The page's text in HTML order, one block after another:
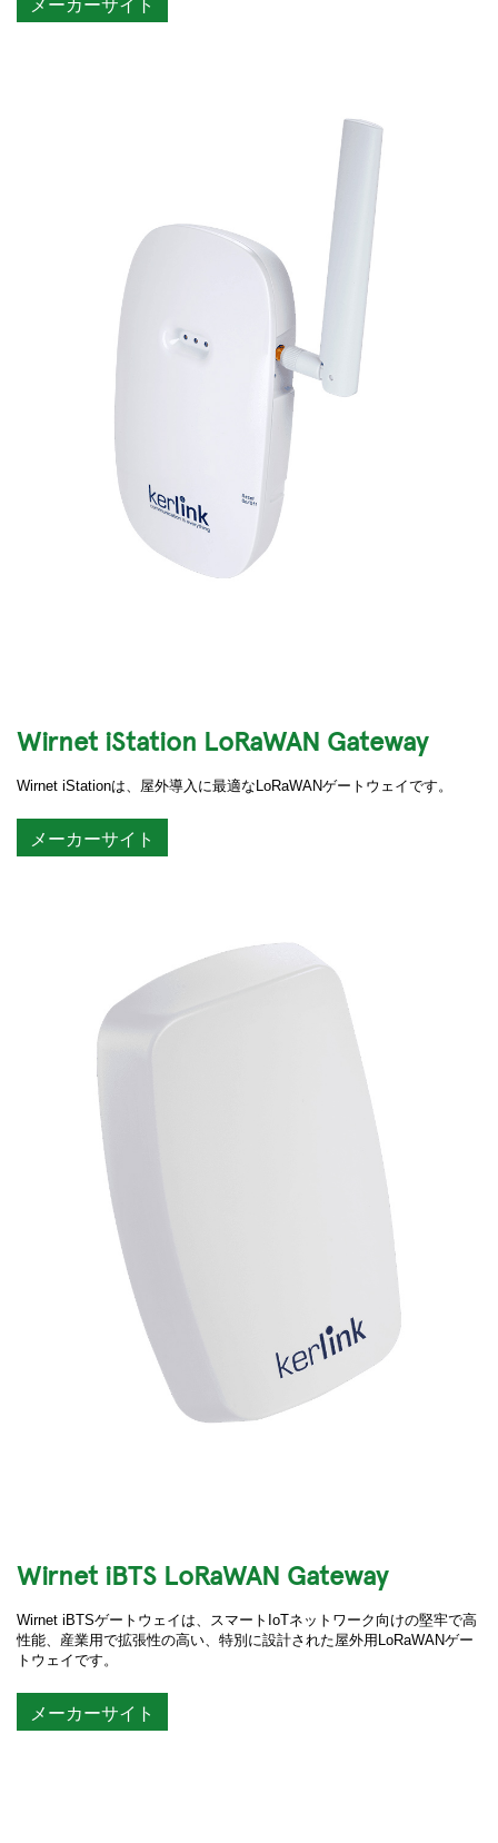
Wirnet iStation LoRaWAN Gateway
Wirnet iStationは、屋外導入に最適なLoRaWANゲートウェイです。
メーカーサイト
Wirnet iBTS LoRaWAN Gateway
Wirnet iBTSゲートウェイは、スマートIoTネットワーク向けの堅牢で高
性能、産業用で拡張性の高い、特別に設計された屋外用LoRaWANゲー
トウェイです。
メーカーサイト